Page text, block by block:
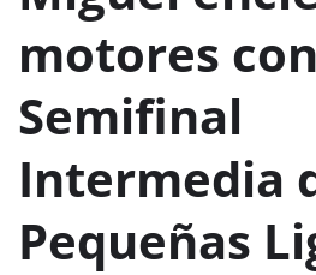
motores
Semifinal
Intermedia
Pequeñas